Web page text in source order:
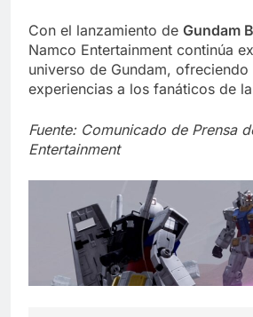
Con el lanzamiento de Gundam
Namco Entertainment continúa
universo de Gundam, ofreciendo
experiencias a los fanáticos de
Fuente: Comunicado de Prensa
Entertainment